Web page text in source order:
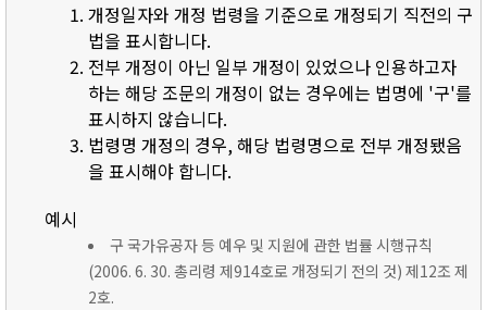
개정일자와 개정 법령을 기준으로 개정되기 직전의 구
법을 표시합니다.
전부 개정이 아닌 일부 개정이 있었으나 인용하고자
하는 해당 조문의 개정이 없는 경우에는 법명에 '구'를
표시하지 않습니다.
법령명 개정의 경우, 해당 법령명으로 전부 개정됐음
을 표시해야 합니다.
예시
구 국가유공자 등 예우 및 지원에 관한 법률 시행규칙
(2006. 6. 30. 총리령 제914호로 개정되기 전의 것) 제12조 제
2호.